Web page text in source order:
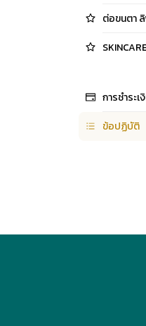
ต่อขนตา
การชำระเ
ข้อปฏิบัติ